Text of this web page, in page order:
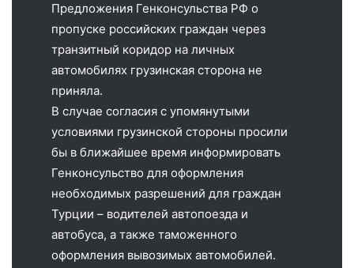
Предложения Генконсульства РФ о
пропуске российских граждан через
транзитный коридор на личных
автомобилях грузинская сторона не
приняла.
В случае согласия с упомянутыми
условиями грузинской стороны просили
бы в ближайшее время информировать
Генконсульство для оформления
необходимых разрешений для граждан
Турции – водителей автопоезда и
автобуса, а также таможенного
оформления вывозимых автомобилей.